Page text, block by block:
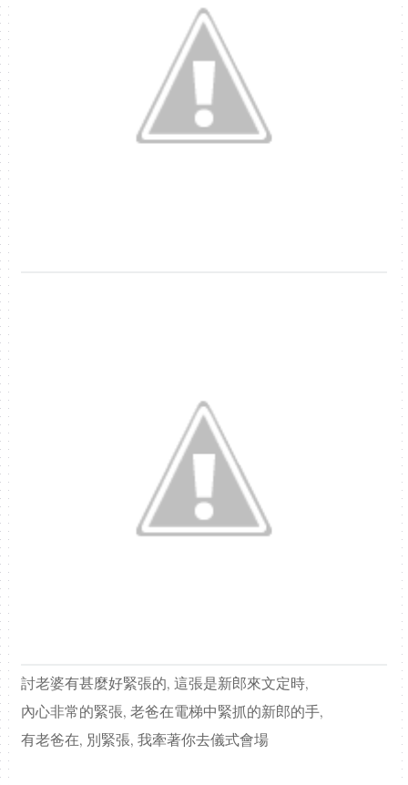
討老婆有甚麼好緊張的, 這張是新郎來文定時,
內心非常的緊張, 老爸在電梯中緊抓的新郎的手,
有老爸在, 別緊張, 我牽著你去儀式會場